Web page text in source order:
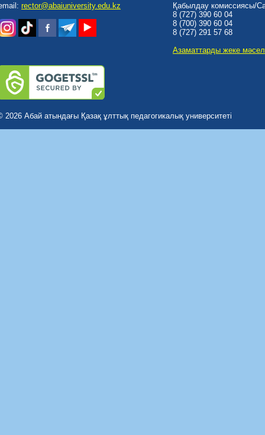
rector@abaiuniversity.edu.kz
Қабылдау комиссиясы/
8 (727) 390 60 04
8 (700) 390 60 04
8 (727) 291 57 68
Азаматтарды жеке
2026 Абай атындағы Қазақ ұлттық педагогикалық университеті